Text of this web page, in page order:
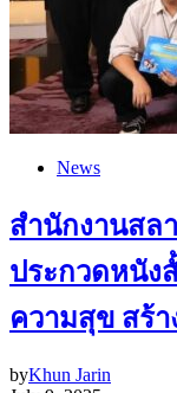
News
สำนักงานสล
ประกวดหนัง
ความสุข สร้
byKhun Jarin